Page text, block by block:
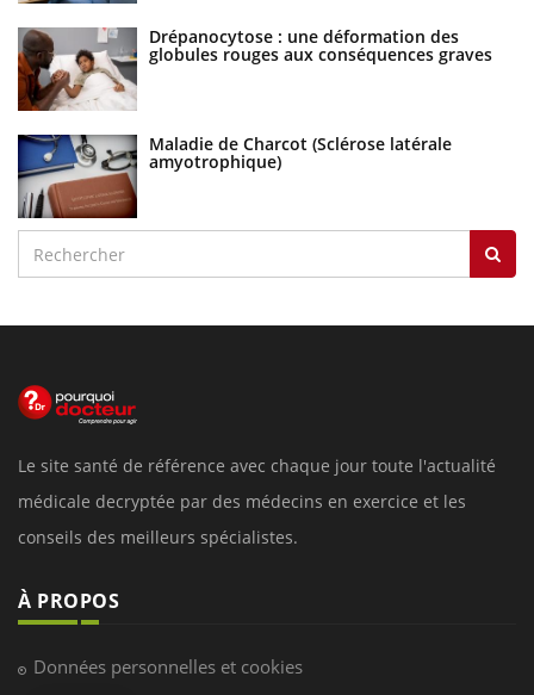
Drépanocytose : une déformation des
globules rouges aux conséquences graves
Maladie de Charcot (Sclérose latérale
amyotrophique)
Le site santé de référence avec chaque jour toute l'actualité
médicale decryptée par des médecins en exercice et les
conseils des meilleurs spécialistes.
À PROPOS
Données personnelles et cookies